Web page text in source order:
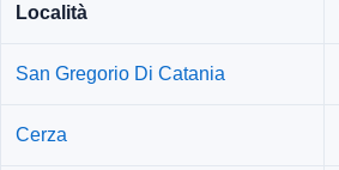
Località
San Gregorio Di Catania
Cerza